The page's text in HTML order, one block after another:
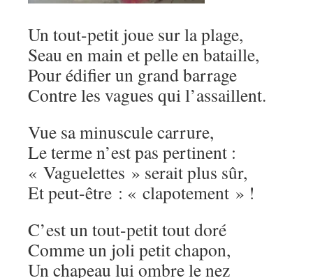
Un tout-petit joue sur la plage,
Seau en main et pelle en bataille,
Pour édifier un grand barrage
Contre les vagues qui l’assaillent.
Vue sa minuscule carrure,
Le terme n’est pas pertinent :
« Vaguelettes » serait plus sûr,
Et peut-être : « clapotement » !
C’est un tout-petit tout doré
Comme un joli petit chapon,
Un chapeau lui ombre le nez